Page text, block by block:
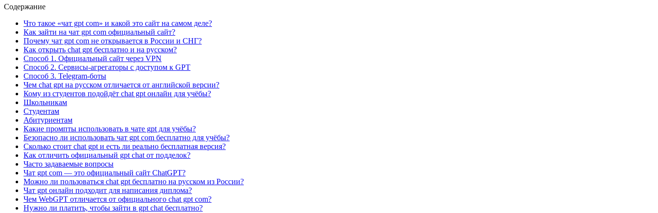
Содержание
Что такое «чат gpt com» и какой это сайт на самом деле?
Как зайти на чат gpt com официальный сайт?
Почему чат gpt com не открывается в России и СНГ?
Как открыть chat gpt бесплатно и на русском?
Способ 1. Официальный сайт через VPN
Способ 2. Сервисы-агрегаторы с доступом к GPT
Способ 3. Telegram-боты
Чем chat gpt на русском отличается от английской версии?
Кому из студентов подойдёт chat gpt онлайн для учёбы?
Школьникам
Студентам
Абитуриентам
Какие промпты использовать в чате gpt для учёбы?
Безопасно ли использовать чат gpt com бесплатно для учёбы?
Сколько стоит chat gpt и есть ли реально бесплатная версия?
Как отличить официальный gpt chat от подделок?
Часто задаваемые вопросы
Чат gpt com — это официальный сайт ChatGPT?
Можно ли пользоваться chat gpt бесплатно на русском из России?
Чат gpt онлайн подходит для написания диплома?
Чем WebGPT отличается от официального chat gpt com?
Нужно ли платить, чтобы зайти в gpt chat бесплатно?